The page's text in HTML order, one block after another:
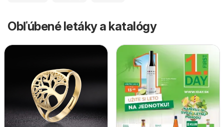
Obľúbené letáky a katalógy